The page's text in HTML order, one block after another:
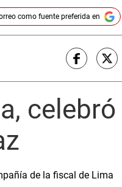
como fuente preferida en
celebró
de la fiscal de Lima